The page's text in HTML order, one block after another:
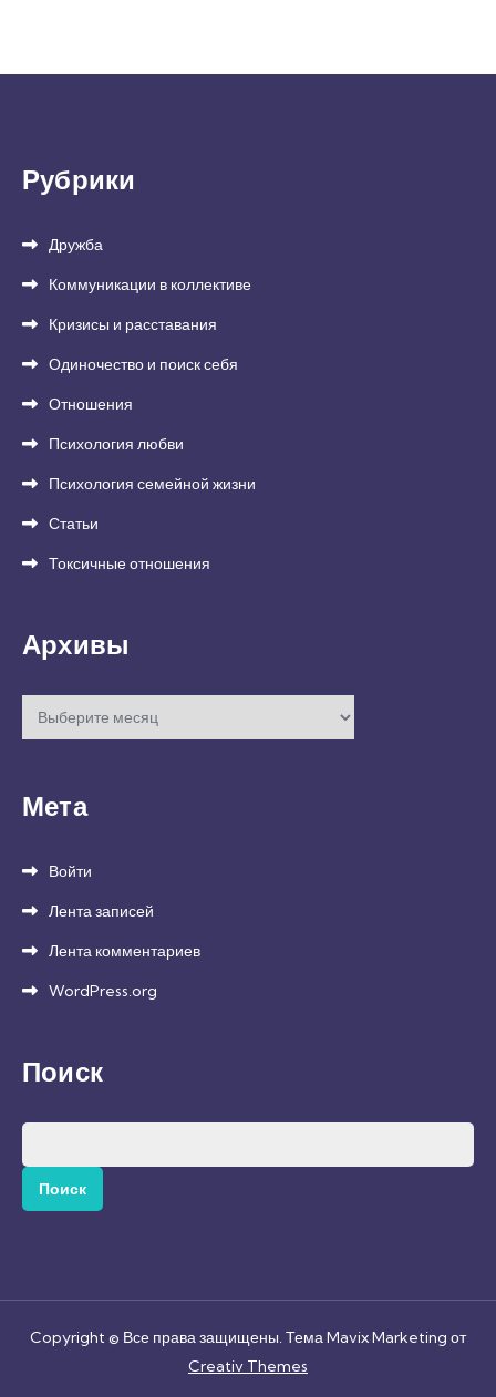
Рубрики
Дружба
Коммуникации в коллективе
Кризисы и расставания
Одиночество и поиск себя
Отношения
Психология любви
Психология семейной жизни
Статьи
Токсичные отношения
Архивы
Архивы
Мета
Войти
Лента записей
Лента комментариев
WordPress.org
Поиск
Copyright © Все права защищены. Тема Mavix Marketing от
Creativ Themes